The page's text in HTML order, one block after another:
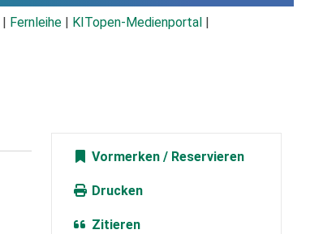
Fernleihe KITopen-Medienportal
Vormerken
Drucken
Zitieren